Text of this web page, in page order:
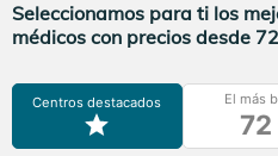
Seleccionamos para ti los
médicos con precios desde
Centros destacados El más
72